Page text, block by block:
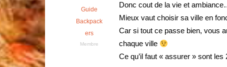
Guide
Backpack
ers
Membre
Donc cout de la vie et
Mieux vaut choisir sa ville en
Car si tout ce passe bien, vous
chaque ville
Ce qu’il faut « assurer » sont